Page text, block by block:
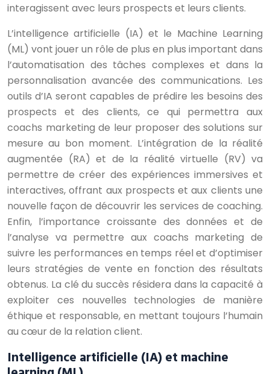
interagissent avec leurs prospects et leurs clients.
L’intelligence artificielle (IA) et le Machine Learning
(ML) vont jouer un rôle de plus en plus important dans
l’automatisation des tâches complexes et dans la
personnalisation avancée des communications. Les
outils d’IA seront capables de prédire les besoins des
prospects et des clients, ce qui permettra aux
coachs marketing de leur proposer des solutions sur
mesure au bon moment. L’intégration de la réalité
augmentée (RA) et de la réalité virtuelle (RV) va
permettre de créer des expériences immersives et
interactives, offrant aux prospects et aux clients une
nouvelle façon de découvrir les services de coaching.
Enfin, l’importance croissante des données et de
l’analyse va permettre aux coachs marketing de
suivre les performances en temps réel et d’optimiser
leurs stratégies de vente en fonction des résultats
obtenus. La clé du succès résidera dans la capacité à
exploiter ces nouvelles technologies de manière
éthique et responsable, en mettant toujours l’humain
au cœur de la relation client.
Intelligence artificielle (IA) et machine